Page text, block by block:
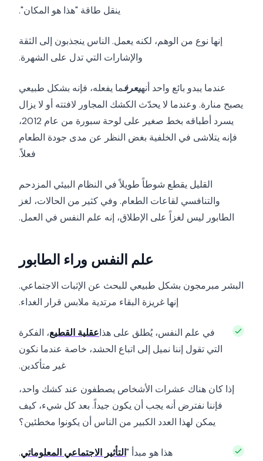
ينقل طاقة "هذا هو المكان".
إنها نوع من الوهم، لكنه يعمل. الناس ينجذبون إلى الثقة
والإشارات التي تدل على الشهرة.
عندما يبدو بائع واحد أنهيعرفما يفعله، فإنه بشكل طبيعي
يصبح منارة. وعندما لا يحدّث الكشك المجاور لافتته أو لا يزال
يسرد أطباقه بخط صغير على لوحة سبورة من عام 2012،
فإنه يتلاشى في الخلفية بغض النظر عن مدى جودة الطعام
فعلاً.
القليل يقطع شوطاً طويلاً في النظام البيئي المزدحم
والتنافسي لقاعات الطعام. وفي كثير من الحالات، لغز
الطابور ليس لغزاً على الإطلاق، إنه علم النفس في العمل.
علم النفس وراء الطابور
البشر مبرمجون بشكل طبيعي للبحث عن الإثبات الاجتماعي.
إنها غريزة البقاء مرتدية ملابس قرار الغداء.
في علم النفس، يُطلق على هذاعقلية القطيع، الفكرة
التي تقول إننا نميل إلى اتباع الحشد، خاصة عندما نكون
غير متأكدين.
إذا كان هناك عشرات الأشخاص يصطفون عند كشك واحد،
فإننا نفترض أنه يجب أن يكون جيداً. بعد كل شيء، كيف
يمكن لهذا العدد الكبير من الناس أن يكونوا مخطئين؟
هذا هو مبدأ "التأثير الاجتماعي المعلوماتي.